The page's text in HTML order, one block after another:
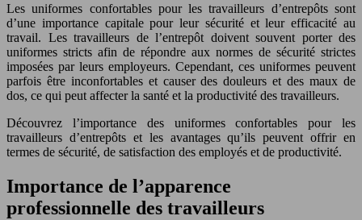
Les uniformes confortables pour les travailleurs d’entrepôts sont
d’une importance capitale pour leur sécurité et leur efficacité au
travail. Les travailleurs de l’entrepôt doivent souvent porter des
uniformes stricts afin de répondre aux normes de sécurité strictes
imposées par leurs employeurs. Cependant, ces uniformes peuvent
parfois être inconfortables et causer des douleurs et des maux de
dos, ce qui peut affecter la santé et la productivité des travailleurs.
Découvrez l’importance des uniformes confortables pour les
travailleurs d’entrepôts et les avantages qu’ils peuvent offrir en
termes de sécurité, de satisfaction des employés et de productivité.
Importance de l’apparence
professionnelle des travailleurs